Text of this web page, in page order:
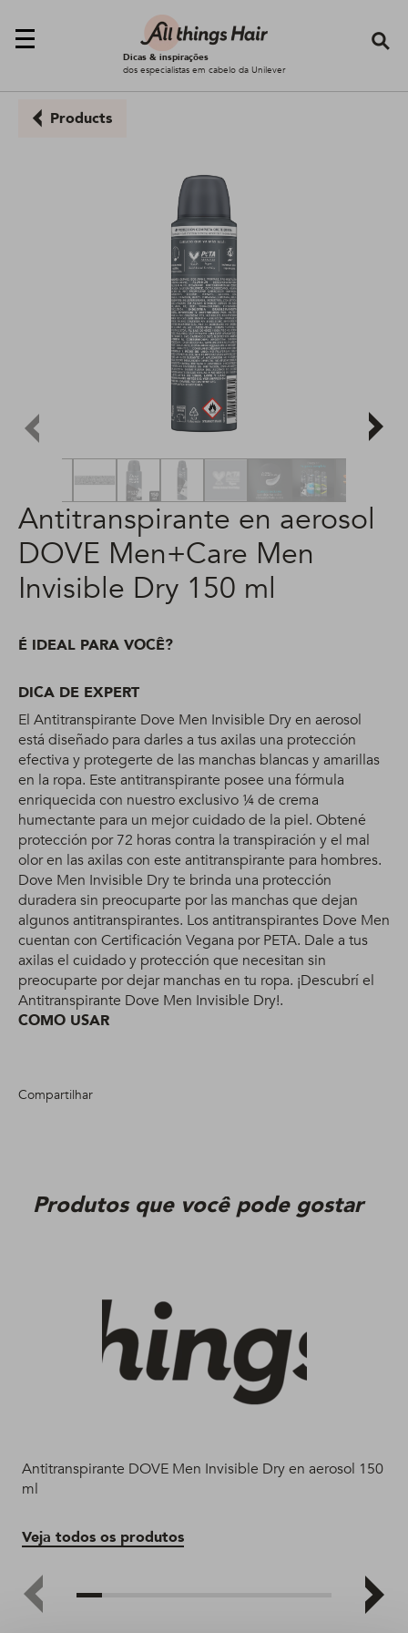
Dicas & inspirações
dos especialistas em cabelo da Unilever
Products
Antitranspirante en aerosol
DOVE Men+Care Men
Invisible Dry 150 ml
É IDEAL PARA VOCÊ?
DICA DE EXPERT
El Antitranspirante Dove Men Invisible Dry en aerosol
está diseñado para darles a tus axilas una protección
efectiva y protegerte de las manchas blancas y amarillas
en la ropa. Este antitranspirante posee una fórmula
enriquecida con nuestro exclusivo ¼ de crema
humectante para un mejor cuidado de la piel. Obtené
protección por 72 horas contra la transpiración y el mal
olor en las axilas con este antitranspirante para hombres.
Dove Men Invisible Dry te brinda una protección
duradera sin preocuparte por las manchas que dejan
algunos antitranspirantes. Los antitranspirantes Dove Men
cuentan con Certificación Vegana por PETA. Dale a tus
axilas el cuidado y protección que necesitan sin
preocuparte por dejar manchas en tu ropa. ¡Descubrí el
Antitranspirante Dove Men Invisible Dry!.
COMO USAR
Compartilhar
Produtos que você pode gostar
Antitranspirante DOVE Men Invisible Dry en aerosol 150
ml
Veja todos os produtos